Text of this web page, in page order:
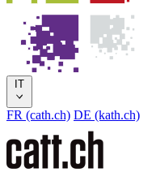
IT
FR (cath.ch) DE (kath.ch)